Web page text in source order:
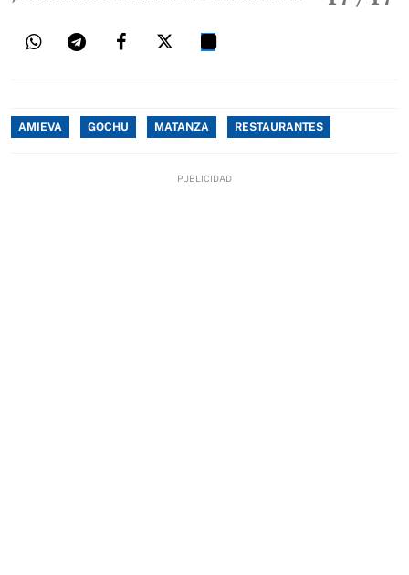
AMIEVA GOCHU MATANZA RESTAURANTES